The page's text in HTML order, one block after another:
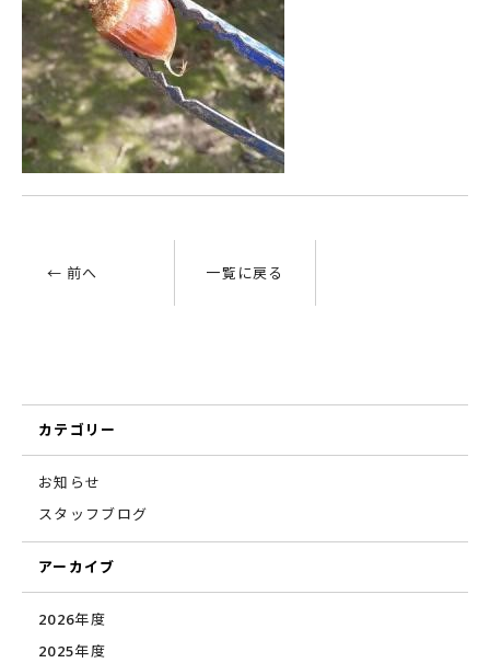
← 前へ 一覧に戻る
カテゴリー
お知らせ
スタッフブログ
アーカイブ
2026年度
2025年度